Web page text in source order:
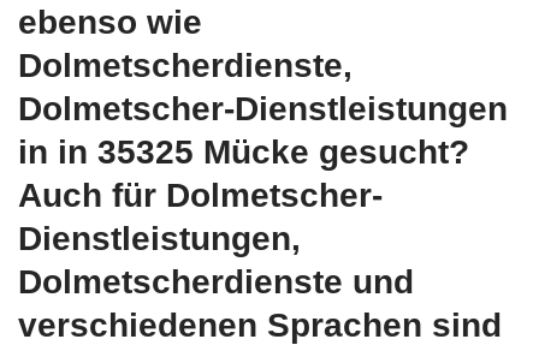
ebenso wie
Dolmetscherdienste,
Dolmetscher-Dienstleistungen
in in 35325 Mücke gesucht?
Auch für Dolmetscher-
Dienstleistungen,
Dolmetscherdienste und
verschiedenen Sprachen sind